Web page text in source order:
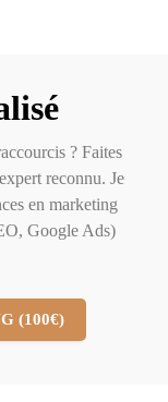
? Faites
reconnu. Je
en marketing
Google Ads)
(100€)